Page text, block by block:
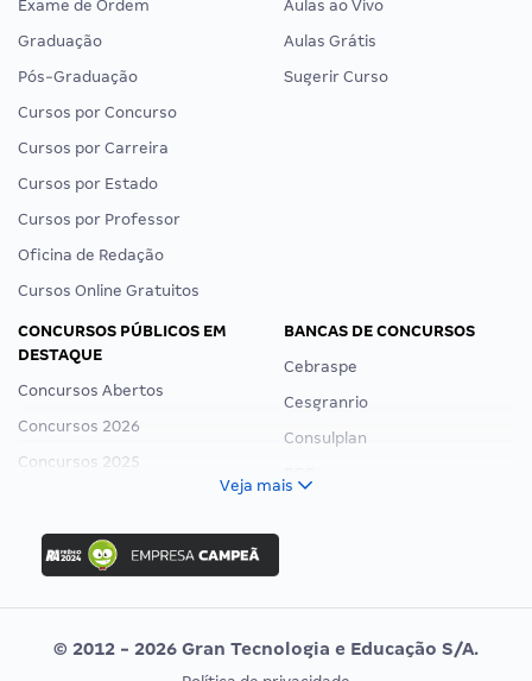
Exame de Ordem
Graduação
Pós-Graduação
Cursos por Concurso
Cursos por Carreira
Cursos por Estado
Cursos por Professor
Oficina de Redação
Cursos Online Gratuitos
Aulas ao Vivo
Aulas Grátis
Sugerir Curso
CONCURSOS PÚBLICOS EM
DESTAQUE
Concursos Abertos
Concursos 2026
Concursos 2025
Concurso Ibama
Concurso MPU
Editais publicados
BANCAS DE CONCURSOS
Cebraspe
Cesgranrio
Consulplan
Vunesp
Veja mais
© 2012 - 2026 Gran Tecnologia e Educação S/A.